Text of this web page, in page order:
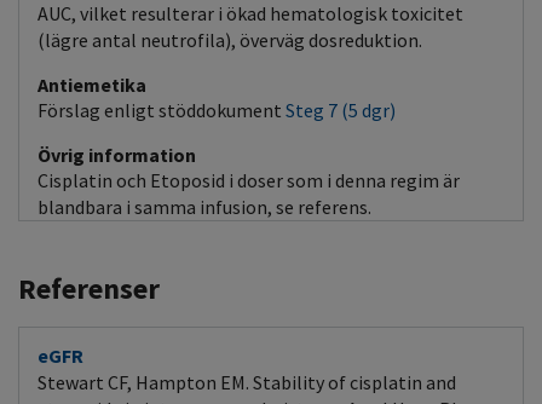
AUC, vilket resulterar i ökad hematologisk toxicitet
(lägre antal neutrofila), överväg dosreduktion.
Antiemetika
Förslag enligt stöddokument Steg 7 (5 dgr)
Övrig information
Cisplatin och Etoposid i doser som i denna regim är
blandbara i samma infusion, se referens.
Referenser
eGFR
Stewart CF, Hampton EM. Stability of cisplatin and